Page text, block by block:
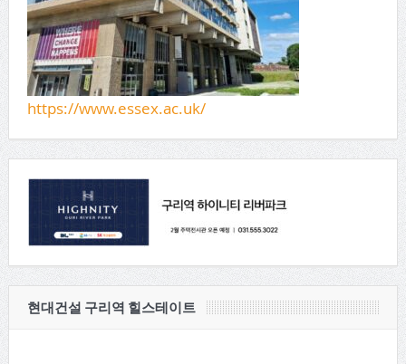
https://www.essex.ac.uk/
현대건설 구리역 힐스테이트